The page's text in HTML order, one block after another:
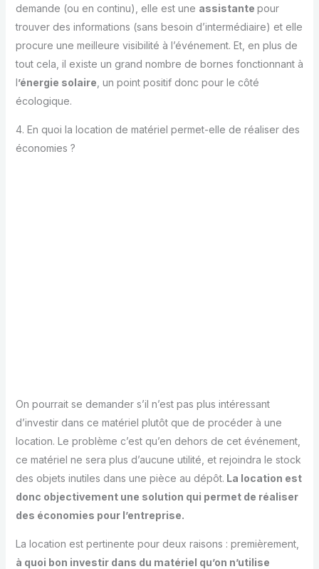
demande (ou en continu), elle est une assistante pour
trouver des informations (sans besoin d’intermédiaire) et elle
procure une meilleure visibilité à l’événement. Et, en plus de
tout cela, il existe un grand nombre de bornes fonctionnant à
l’énergie solaire , un point positif donc pour le côté
écologique.
4. En quoi la location de matériel permet-elle de réaliser des
économies ?
On pourrait se demander s’il n’est pas plus intéressant
d’investir dans ce matériel plutôt que de procéder à une
location. Le problème c’est qu’en dehors de cet événement,
ce matériel ne sera plus d’aucune utilité, et rejoindra le stock
des objets inutiles dans une pièce au dépôt. La location est
donc objectivement une solution qui permet de réaliser
des économies pour l’entreprise.
La location est pertinente pour deux raisons : premièrement,
à quoi bon investir dans du matériel qu’on n’utilise